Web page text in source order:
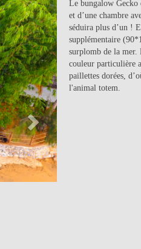
Next
Le bungalow Gecko
et d’une chambre
séduira plus d’un !
supplémentaire
surplomb de la mer.
couleur particulière
paillettes dorées,
l'animal totem.